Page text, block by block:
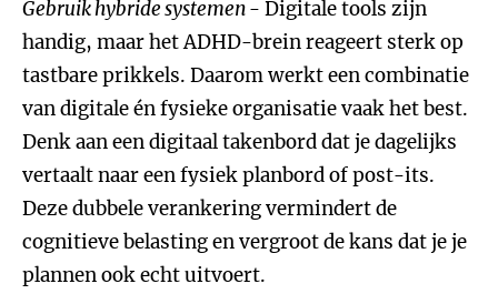
Gebruik hybride systemen- Digitale tools zijn
handig, maar het ADHD-brein reageert sterk op
tastbare prikkels. Daarom werkt een combinatie
van digitale én fysieke organisatie vaak het best.
Denk aan een digitaal takenbord dat je dagelijks
vertaalt naar een fysiek planbord of post-its.
Deze dubbele verankering vermindert de
cognitieve belasting en vergroot de kans dat je je
plannen ook echt uitvoert.